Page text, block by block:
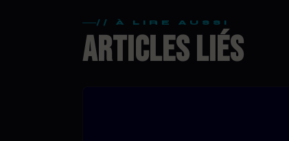
// À LIRE AUSSI
ARTICLES LIÉS